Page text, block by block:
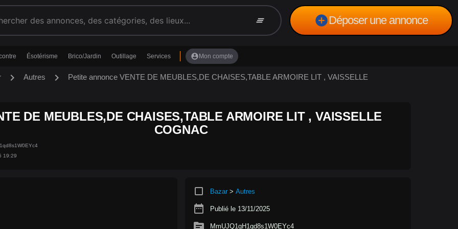
clear_all add_circleDéposer une annonce
Ésotérisme Brico/Jardin Outillage Services account_circle Mon compte
chevron_right Autres chevron_right Petite annonce VENTE DE MEUBLES,DE CHAISES,TABLE ARMOIRE LIT , VAISSELLE
DE MEUBLES,DE CHAISES,TABLE ARMOIRE LIT , VAISSELLE
COGNAC
19:29
crop_square Bazar> Autres
date_range Publié le 13/11/2025
source MmUJQ1qH1qd8s1W0EYc4